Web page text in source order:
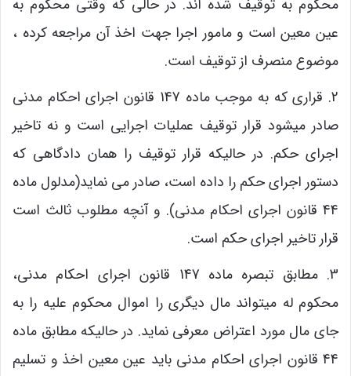
محکوم به توقیف شده اند. در حالی که وقتی محکوم به
عین معین است و مامور اجرا جهت اخذ آن مراجعه کرده ،
موضوع منصرف از توقیف است.
2. قراری که به موجب ماده 147 قانون اجرای احکام مدنی
صادر میشود قرار توقیف عملیات اجرایی است و نه تاخیر
اجرای حکم. در حالیکه قرار توقیف را همان دادگاهی که
دستور اجرای حکم را داده است، صادر می نماید(مدلول ماده
44 قانون اجرای احکام مدنی). و آنچه مطلوب ثالث است
قرار تاخیر اجرای حکم است.
3. مطابق تبصره ماده 147 قانون اجرای احکام مدنی،
محکوم له میتواند مال دیگری را اموال محکوم علیه را به
جای مال مورد اعتراض معرفی نماید. در حالیکه مطابق ماده
44 قانون اجرای احکام مدنی باید عین معین اخذ و تسلیم